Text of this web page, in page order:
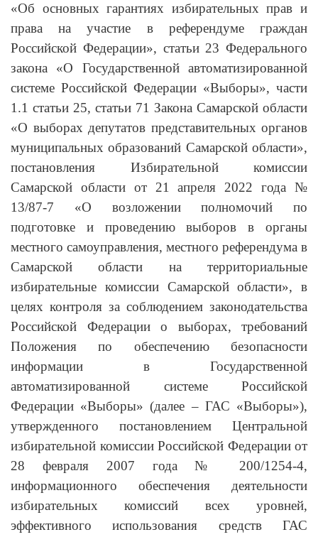
«Об основных гарантиях избирательных прав и
права на участие в референдуме граждан
Российской Федерации», статьи 23 Федерального
закона «О Государственной автоматизированной
системе Российской Федерации «Выборы», части
1.1 статьи 25, статьи 71 Закона Самарской области
«О выборах депутатов представительных органов
муниципальных образований Самарской области»,
постановления Избирательной комиссии
Самарской области от 21 апреля 2022 года №
13/87-7 «О возложении полномочий по
подготовке и проведению выборов в органы
местного самоуправления, местного референдума в
Самарской области на территориальные
избирательные комиссии Самарской области», в
целях контроля за соблюдением законодательства
Российской Федерации о выборах, требований
Положения по обеспечению безопасности
информации в Государственной
автоматизированной системе Российской
Федерации «Выборы» (далее – ГАС «Выборы»),
утвержденного постановлением Центральной
избирательной комиссии Российской Федерации от
28 февраля 2007 года № 200/1254-4,
информационного обеспечения деятельности
избирательных комиссий всех уровней,
эффективного использования средств ГАС